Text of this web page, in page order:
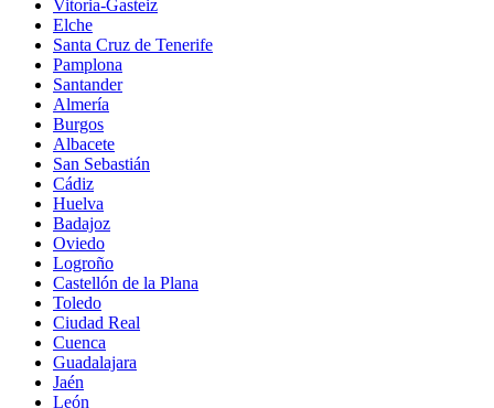
Vitoria-Gasteiz
Elche
Santa Cruz de Tenerife
Pamplona
Santander
Almería
Burgos
Albacete
San Sebastián
Cádiz
Huelva
Badajoz
Oviedo
Logroño
Castellón de la Plana
Toledo
Ciudad Real
Cuenca
Guadalajara
Jaén
León